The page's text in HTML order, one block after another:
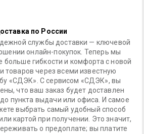
по России
службы доставки — ключевой
онлайн-покупок. Теперь мы
гибкости и комфорта с новой
товаров через всеми известную
«СДЭК». С сервисом «СДЭК», вы
что ваш заказ будет доставлен
пункта выдачи или офиса. И самое
выбрать самый удобный способ
картой при получении. Это значит,
о предоплате; вы платите